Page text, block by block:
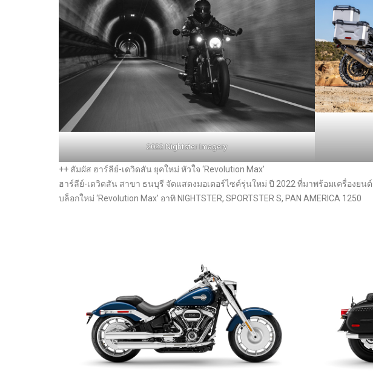
2022 Nightster Imagery
++ สัมผัส ฮาร์ลีย์-เดวิดสัน ยุคใหม่ หัวใจ ‘Revolution Max’
ฮาร์ลีย์-เดวิดสัน สาขา ธนบุรี จัดแสดงมอเตอร์ไซค์รุ่นใหม่ ปี 2022 ที่มาพร้อมเครื่องยนต์
บล็อกใหม่ ‘Revolution Max’ อาทิ NIGHTSTER, SPORTSTER S, PAN AMERICA 1250